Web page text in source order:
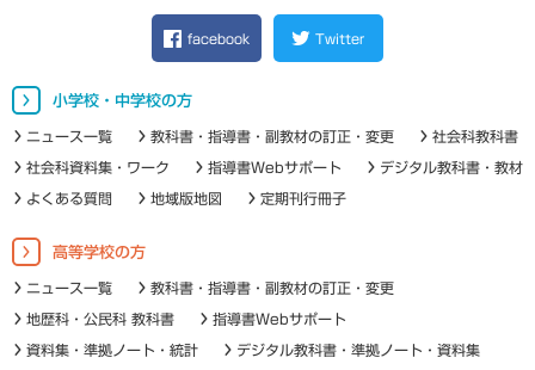
facebook Twitter
小学校・中学校の方
ニュース一覧 教科書・指導書・副教材の訂正・変更 社会科教科書
社会科資料集・ワーク 指導書Webサポート デジタル教科書・教材
よくある質問 地域版地図 定期刊行冊子
高等学校の方
ニュース一覧 教科書・指導書・副教材の訂正・変更
地歴科・公民科 教科書 指導書Webサポート
資料集・準拠ノート・統計 デジタル教科書・準拠ノート・資料集